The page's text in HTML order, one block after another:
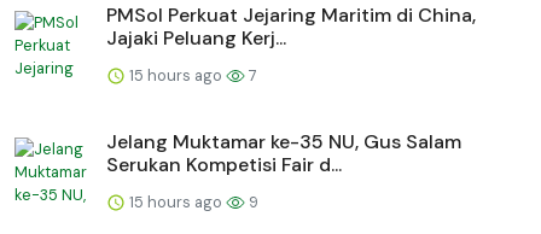
PMSol Perkuat Jejaring Maritim di China,
Jajaki Peluang Kerj...
15 hours ago 7
Jelang Muktamar ke-35 NU, Gus Salam
Serukan Kompetisi Fair d...
15 hours ago 9